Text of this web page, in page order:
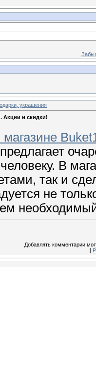
украшения
Акции и скидки!
В
так и
не
Добавлять комментарии
[